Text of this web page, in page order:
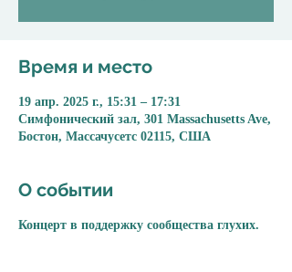
Время и место
19 апр. 2025 г., 15:31 – 17:31
Симфонический зал, 301 Massachusetts Ave,
Бостон, Массачусетс 02115, США
О событии
Концерт в поддержку сообщества глухих.